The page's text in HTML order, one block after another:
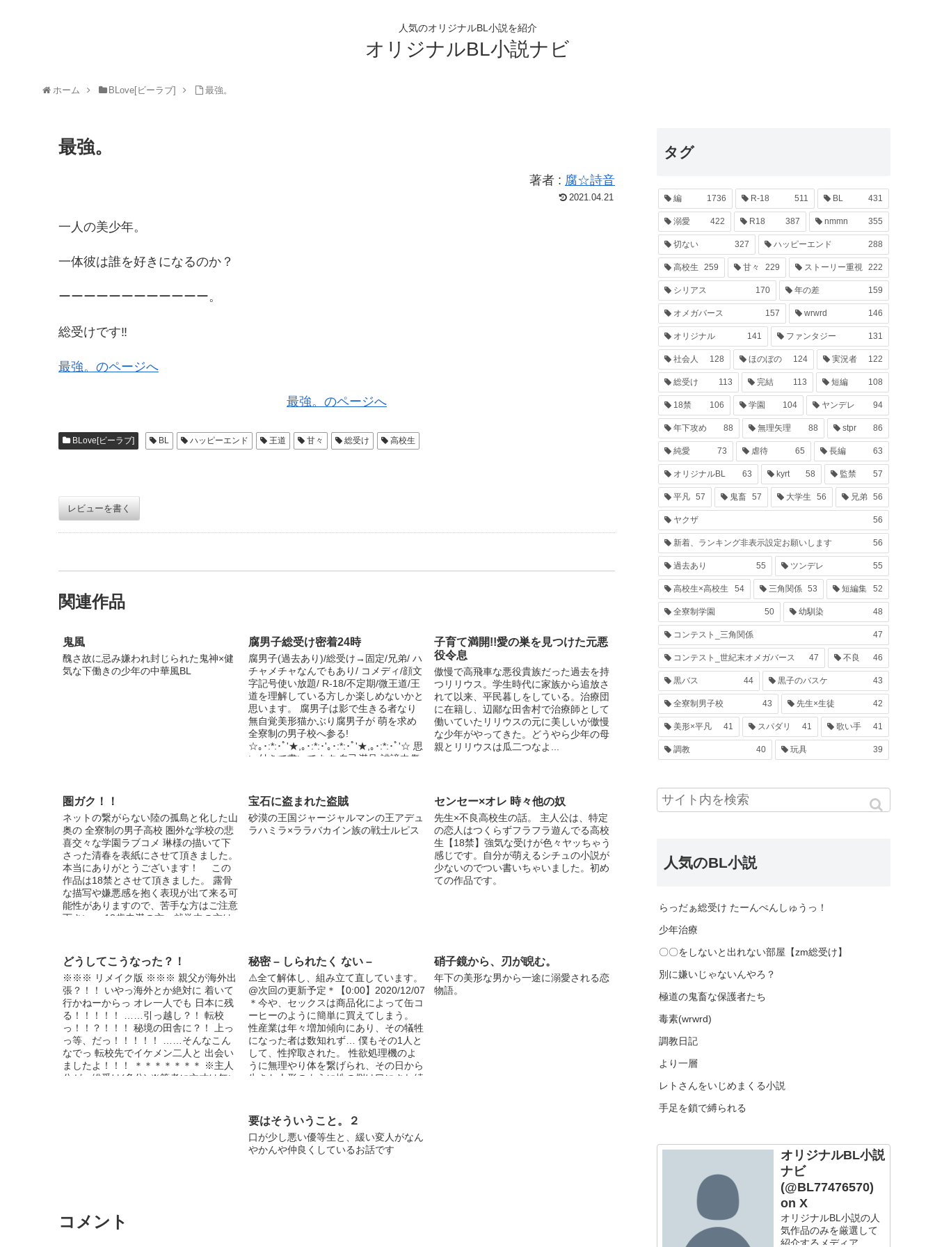
人気のオリジナルBL小説を紹介
オリジナルBL小説ナビ
ホーム BLove[ビーラブ] 最強。
最強。
著者 : 腐☆詩音
2021.04.21
一人の美少年。
一体彼は誰を好きになるのか？
ーーーーーーーーーーーー。
総受けです‼︎
最強。のページへ
最強。のページへ
BLove[ビーラブ] BL ハッピーエンド 王道 甘々 総受け 高校生
レビューを書く
関連作品
鬼風
醜さ故に忌み嫌われ封じられた鬼神×健
気な下働きの少年の中華風BL
腐男子総受け密着24時
腐男子(過去あり)/総受け→固定/兄弟/ ハ
チャメチャなんでもあり/ コメディ/顔文
字記号使い放題/ R-18/不定期/微王道/王
道を理解している方しか楽しめないかと
思います。 腐男子は影で生きる者なり
無自覚美形猫かぶり腐男子が 萌を求め
全寮制の男子校へ参る!
☆｡･:*:･ﾟ'★,｡･:*:･'｡･:*:･ﾟ'★,｡･:*:･ﾟ'☆ 思
い付きで書いてます.自己満足.誹謗中傷
子育て満開!!愛の巣を見つけた元悪
役令息
傲慢で高飛車な悪役貴族だった過去を持
つリリウス。学生時代に家族から追放さ
れて以来、平民暮しをしている。治療団
に在籍し、辺鄙な田舎村で治療師として
働いていたリリウスの元に美しいが傲慢
な少年がやってきた。どうやら少年の母
親とリリウスは瓜二つなよ...
圏ガク！！
ネットの繋がらない陸の孤島と化した山
奥の 全寮制の男子高校 圏外な学校の悲
喜交々な学園ラブコメ 琳様の描いて下
さった清春を表紙にさせて頂きました。
本当にありがとうございます！ この
作品は18禁とさせて頂きました。 露骨
な描写や嫌悪感を抱く表現が出て来る可
能性がありますので、苦手な方はご注意
下さい。 18歳未満の方、就学中の方は
宝石に盗まれた盗賊
砂漠の王国ジャージャルマンの王アデュ
ラハミラ×ララバカイン族の戦士ルピス
センセー×オレ 時々他の奴
先生×不良高校生の話。 主人公は、特定
の恋人はつくらずフラフラ遊んでる高校
生【18禁】強気な受けが色々ヤッちゃう
感じです。自分が萌えるシチュの小説が
少ないのでつい書いちゃいました。初め
ての作品です。
どうしてこうなった？！
※※※ リメイク版 ※※※ 親父が海外出
張？！！ いやっ海外とか絶対に 着いて
行かねーからっ オレ一人でも 日本に残
る！！！！！ ……引っ越し？！ 転校
っ！！？！！！ 秘境の田舎に？！ 上っ
っ等、だっ！！！！！ ……そんなこん
なでっ 転校先でイケメン二人と 出会い
ましたよ！！！ ＊＊＊＊＊＊＊ ※主人
公が…総受け(多分) ※筆者に文才は無い
ております。
秘密 – しられたく ない –
⚠️全て解体し、組み立て直しています。
@次回の更新予定＊【0:00】2020/12/07
＊今や、セックスは商品化によって缶コ
ーヒーのように簡単に買えてしまう。
性産業は年々増加傾向にあり、その犠牲
になった者は数知れず… 僕もその1人と
して、性搾取された。 性欲処理機のよ
うに無理やり体を繋げられ、その日から
生きた人形のように性の捌け口にされ続
を乱す行為を取り締まる為に提案された
取引。 『あんたがこのまま僕の相手を
してくれるなら、今後一切、風紀を乱す
ような事は学園内ではやらない。』 私
硝子鏡から、刃が睨む。
年下の美形な男から一途に溺愛される恋
物語。
要はそういうこと。２
口が少し悪い優等生と、緩い変人がなん
やかんや仲良くしているお話です
コメント
タグ
編 1736 R-18 511 BL 431
溺愛 422 R18 387 nmmn 355
切ない 327 ハッピーエンド 288
高校生 259 甘々 229 ストーリー重視 222
シリアス 170 年の差 159
オメガバース 157 wrwrd 146
オリジナル 141 ファンタジー 131
社会人 128 ほのぼの 124 実況者 122
総受け 113 完結 113 短編 108
18禁 106 学園 104 ヤンデレ 94
年下攻め 88 無理矢理 88 stpr 86
純愛 73 虐待 65 長編 63
オリジナルBL 63 kyrt 58 監禁 57
平凡 57 鬼畜 57 大学生 56 兄弟 56
ヤクザ 56
新着、ランキング非表示設定お願いします 56
過去あり 55 ツンデレ 55
高校生×高校生 54 三角関係 53 短編集 52
全寮制学園 50 幼馴染 48
コンテスト_三角関係 47
コンテスト_世紀末オメガバース 47 不良 46
黒バス 44 黒子のバスケ 43
全寮制男子校 43 先生×生徒 42
美形×平凡 41 スパダリ 41 歌い手 41
調教 40 玩具 39
人気のBL小説
らっだぁ総受け たーんぺんしゅうっ！
少年治療
〇〇をしないと出れない部屋【zm総受け】
別に嫌いじゃないんやろ？
極道の鬼畜な保護者たち
毒素(wrwrd)
調教日記
より一層
レトさんをいじめまくる小説
手足を鎖で縛られる
オリジナルBL小説
ナビ
(@BL77476570)
on X
オリジナルBL小説の人
気作品のみを厳選して
紹介するメディア